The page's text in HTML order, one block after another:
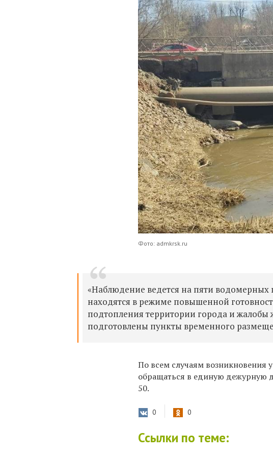
Фото: admkrsk.ru
«Наблюдение ведется на пяти
находятся в режиме повышенной
подтопления территории города и
подготовлены пункты временного
​По всем случаям возникновения
обращаться в единую дежурную
50.
0 0
Ссылки по теме: